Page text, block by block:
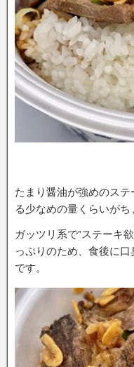
たまり醤油が強めのス
る少なめの量くらいがち
ガッツリ系で”ステーキ
っぷりのため、食後に
です。